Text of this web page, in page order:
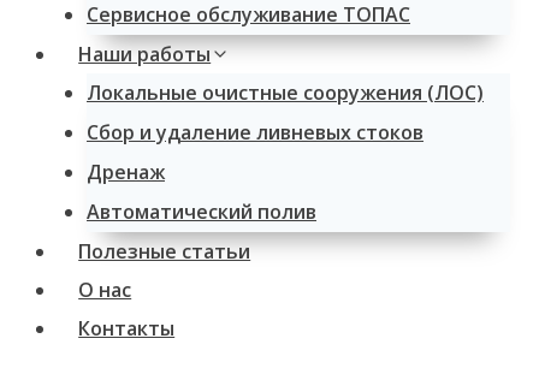
Сервисное обслуживание ТОПАС
Наши работы
Локальные очистные сооружения (ЛОС)
Сбор и удаление ливневых стоков
Дренаж
Автоматический полив
Полезные статьи
О нас
Контакты